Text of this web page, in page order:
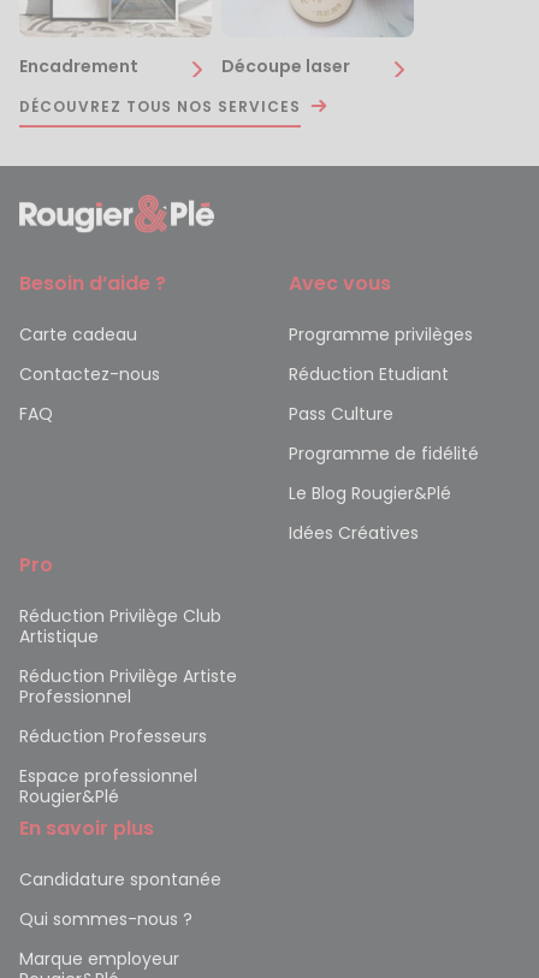
Encadrement Découpe laser
DÉCOUVREZ TOUS NOS SERVICES
Besoin d’aide ?
Carte cadeau
Contactez-nous
FAQ
Avec vous
Programme privilèges
Réduction Etudiant
Pass Culture
Programme de fidélité
Le Blog Rougier&Plé
Idées Créatives
Pro
Réduction Privilège Club
Artistique
Réduction Privilège Artiste
Professionnel
Réduction Professeurs
Espace professionnel
Rougier&Plé
En savoir plus
Candidature spontanée
Qui sommes-nous ?
Marque employeur